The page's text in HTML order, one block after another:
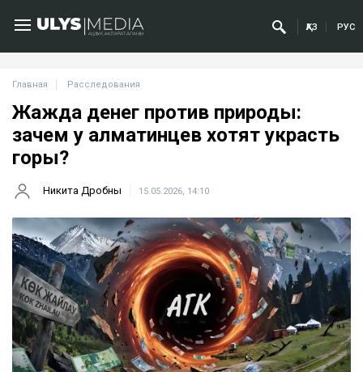
ҚАЗ РУС
Главная Расследования
Жажда денег против природы:
зачем у алматинцев хотят украсть
горы?
Никита Дробны 15.05.2026, 14:10